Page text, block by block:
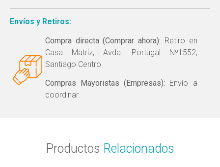
Envíos y Retiros:
Compra directa (Comprar ahora): Retiro en
Casa Matriz, Avda. Portugal Nº1552,
Santiago Centro.
Compras Mayoristas (Empresas): Envío a
coordinar.
Productos Relacionados